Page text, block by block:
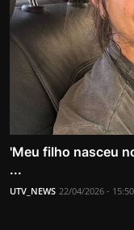
'Meu filho nasceu
...
UTV_NEWS 22/04/2026 - 15:50